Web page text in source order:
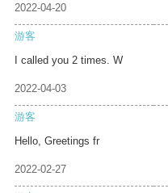
2022-04-20
游客
I called you 2 times. W
2022-04-03
游客
Hello, Greetings fr
2022-02-27